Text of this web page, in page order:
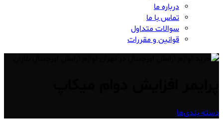
درباره ما
تماس با ما
سوالات متداول
قوانین و مقررات
دسته بندی‌ها